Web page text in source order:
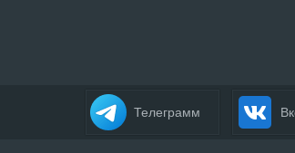
Телеграмм